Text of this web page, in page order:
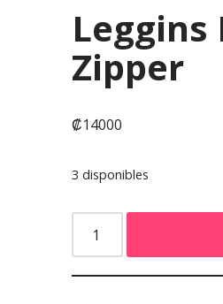
Leggins
Zipper
₡14000
3 disponibles